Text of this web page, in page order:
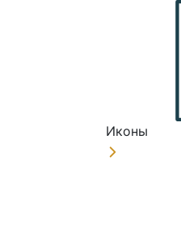
Иконы